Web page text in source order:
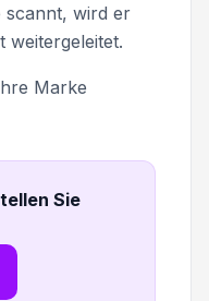
scannt, wird er
Marke
Sie